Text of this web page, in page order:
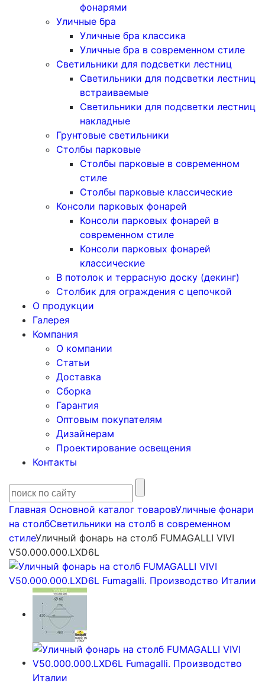
фонарями
Уличные бра
Уличные бра классика
Уличные бра в современном стиле
Светильники для подсветки лестниц
Светильники для подсветки лестниц
встраиваемые
Светильники для подсветки лестниц
накладные
Грунтовые светильники
Столбы парковые
Столбы парковые в современном
стиле
Столбы парковые классические
Консоли парковых фонарей
Консоли парковых фонарей в
современном стиле
Консоли парковых фонарей
классические
В потолок и террасную доску (декинг)
Столбик для ограждения с цепочкой
О продукции
Галерея
Компания
О компании
Статьи
Доставка
Сборка
Гарантия
Оптовым покупателям
Дизайнерам
Проектирование освещения
Контакты
Главная Основной каталог товаровУличные фонари
на столбСветильники на столб в современном
стилеУличный фонарь на столб FUMAGALLI VIVI
V50.000.000.LXD6L